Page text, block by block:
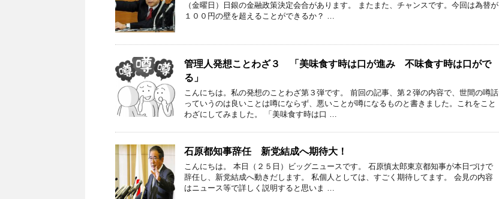
（金曜日）日銀の金融政策決定会合があります。 またまた、チャンスです。今回は為替が
１００円の壁を超えることができるか？ …
管理人発想ことわざ３ 「美味食す時は口が進み 不味食す時は口がで
る」
こんにちは。私の発想のことわざ第３弾です。 前回の記事、第２弾の内容で、世間の噂話
っていうのは良いことは噂にならず、悪いことが噂になるものと書きました。これをこと
わざにしてみました。 「美味食す時は口 …
石原都知事辞任 新党結成へ期待大！
こんにちは。 本日（２５日）ビッグニュースです。 石原慎太郎東京都知事が本日づけで
辞任し、新党結成へ動きだします。 私個人としては、すごく期待してます。 会見の内容
はニュース等で詳しく説明すると思いま …